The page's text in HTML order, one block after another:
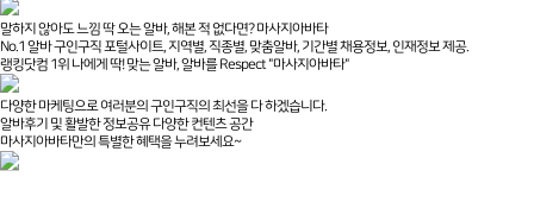
말하지 않아도 느낌 딱 오는 알바, 해본 적 없다면? 마사지아바타
No.1 알바 구인구직 포털사이트, 지역별, 직종별, 맞춤알바, 기간별 채용정보, 인재정보 제공.
랭킹닷컴 1위 나에게 딱! 맞는 알바, 알바를 Respect "마사지아바타"
다양한 마케팅으로 여러분의 구인구직의 최선을 다 하겠습니다.
알바후기 및 활발한 정보공유 다양한 컨텐츠 공간
마사지아바타만의 특별한 혜택을 누려보세요~